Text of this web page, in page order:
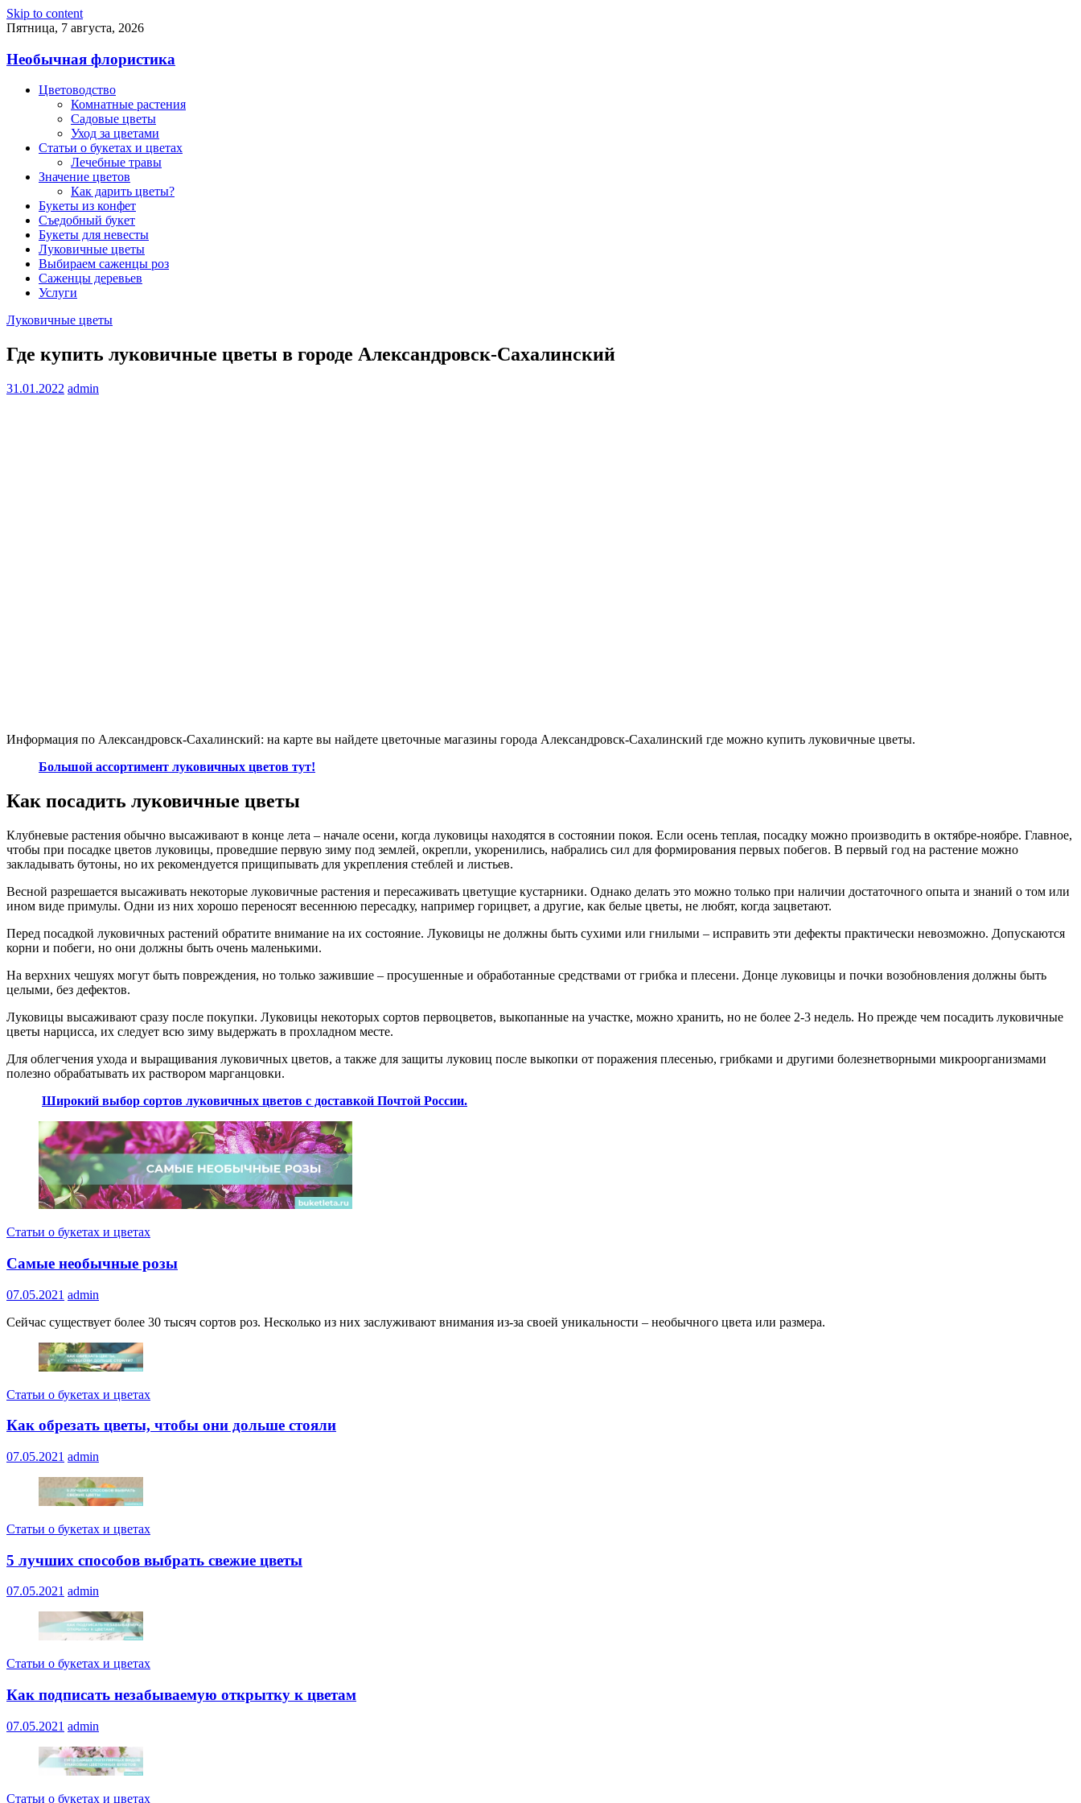
Skip to content
Пятница, 7 августа, 2026
Необычная флористика
Цветоводство
Комнатные растения
Садовые цветы
Уход за цветами
Статьи о букетах и цветах
Лечебные травы
Значение цветов
Как дарить цветы?
Букеты из конфет
Съедобный букет
Букеты для невесты
Луковичные цветы
Выбираем саженцы роз
Саженцы деревьев
Услуги
Луковичные цветы
Где купить луковичные цветы в городе Александровск-Сахалинский
31.01.2022 admin
Информация по Александровск-Сахалинский: на карте вы найдете цветочные магазины города Александровск-Сахалинский где можно купить луковичные цветы.
Большой ассортимент луковичных цветов тут!
Как посадить луковичные цветы
Клубневые растения обычно высаживают в конце лета – начале осени, когда луковицы находятся в состоянии покоя. Если осень теплая, посадку можно производить в октябре-ноябре. Главное,
чтобы при посадке цветов луковицы, проведшие первую зиму под землей, окрепли, укоренились, набрались сил для формирования первых побегов. В первый год на растение можно
закладывать бутоны, но их рекомендуется прищипывать для укрепления стеблей и листьев.
Весной разрешается высаживать некоторые луковичные растения и пересаживать цветущие кустарники. Однако делать это можно только при наличии достаточного опыта и знаний о том или
ином виде примулы. Одни из них хорошо переносят весеннюю пересадку, например горицвет, а другие, как белые цветы, не любят, когда зацветают.
Перед посадкой луковичных растений обратите внимание на их состояние. Луковицы не должны быть сухими или гнилыми – исправить эти дефекты практически невозможно. Допускаются
корни и побеги, но они должны быть очень маленькими.
На верхних чешуях могут быть повреждения, но только зажившие – просушенные и обработанные средствами от грибка и плесени. Донце луковицы и почки возобновления должны быть
целыми, без дефектов.
Луковицы высаживают сразу после покупки. Луковицы некоторых сортов первоцветов, выкопанные на участке, можно хранить, но не более 2-3 недель. Но прежде чем посадить луковичные
цветы нарцисса, их следует всю зиму выдержать в прохладном месте.
Для облегчения ухода и выращивания луковичных цветов, а также для защиты луковиц после выкопки от поражения плесенью, грибками и другими болезнетворными микроорганизмами
полезно обрабатывать их раствором марганцовки.
Широкий выбор сортов луковичных цветов с доставкой Почтой России.
Статьи о букетах и цветах
Самые необычные розы
07.05.2021 admin
Сейчас существует более 30 тысяч сортов роз. Несколько из них заслуживают внимания из-за своей уникальности – необычного цвета или размера.
Статьи о букетах и цветах
Как обрезать цветы, чтобы они дольше стояли
07.05.2021 admin
Статьи о букетах и цветах
5 лучших способов выбрать свежие цветы
07.05.2021 admin
Статьи о букетах и цветах
Как подписать незабываемую открытку к цветам
07.05.2021 admin
Статьи о букетах и цветах